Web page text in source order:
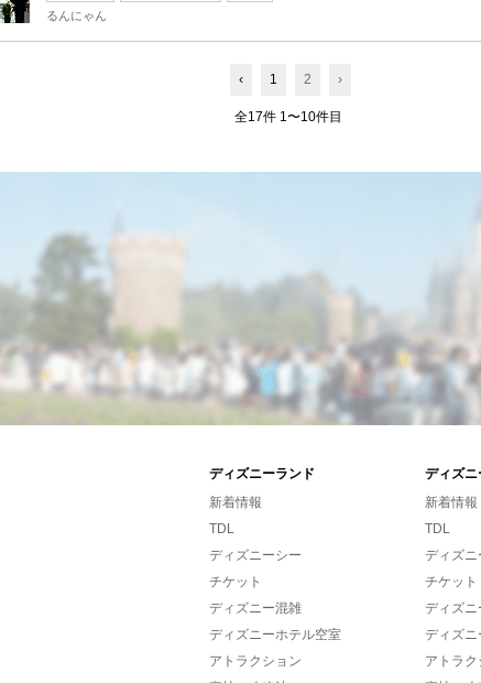
るんにゃん
‹ 1 2 ›
全17件 1〜10件目
ディズニーランド ディズニ
新着情報
TDL
ディズニーシー
チケット
ディズニー混雑
ディズニーホテル空室
アトラクション
新着情報
TDL
ディズニ
チケット
ディズニ
ディズニ
アトラク